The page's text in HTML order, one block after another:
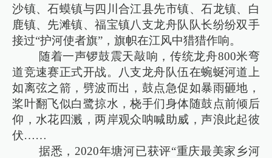
沙镇、石蟆镇与四川合江县先市镇、石龙镇、白
鹿镇、先滩镇、福宝镇八支龙舟队队长纷纷双手
接过“护河使者旗”，旗帜在江风中猎猎作响。
随着一声锣鼓震天敲响，传统龙舟800米弯
道竞速赛正式开战。八支龙舟队伍在蜿蜒河道上
如离弦之箭，劈波而出，鼓点急促如暴雨砸地，
桨叶翻飞似白鹭掠水，桡手们身体随鼓点前倾后
仰，水花四溅，两岸观众呐喊助威，声浪此起彼
伏……
据悉，2020年塘河已获评“重庆最美家乡河